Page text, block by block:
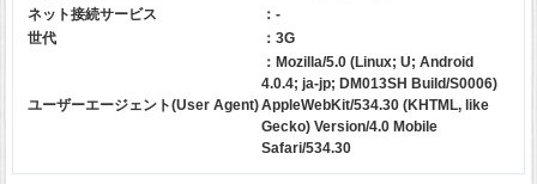
ネット接続サービス
：-
世代
：3G
ユーザーエージェント(User Agent)
：Mozilla/5.0 (Linux; U; Android
4.0.4; ja-jp; DM013SH Build/S0006)
AppleWebKit/534.30 (KHTML, like
Gecko) Version/4.0 Mobile
Safari/534.30